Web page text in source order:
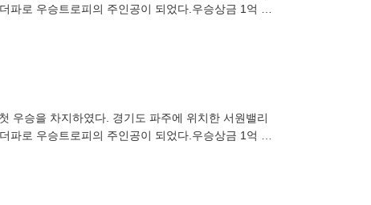
로 우승트로피의 주인공이 되었다.우승상금 1억 8
우승을 차지하였다. 경기도 파주에 위치한 서원밸리
로 우승트로피의 주인공이 되었다.우승상금 1억 8